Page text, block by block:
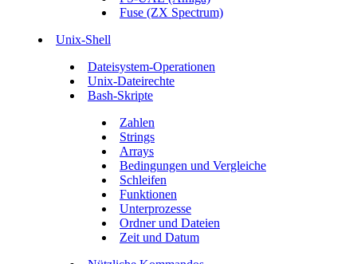
Fuse (ZX Spectrum)
Unix-Shell
Dateisystem-Operationen
Unix-Dateirechte
Bash-Skripte
Zahlen
Strings
Arrays
Bedingungen und Vergleiche
Schleifen
Funktionen
Unterprozesse
Ordner und Dateien
Zeit und Datum